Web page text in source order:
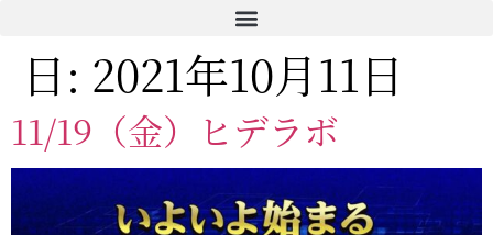
ツ
に
ス
日: 2021年10月11日
11/19（金）ヒデラボ